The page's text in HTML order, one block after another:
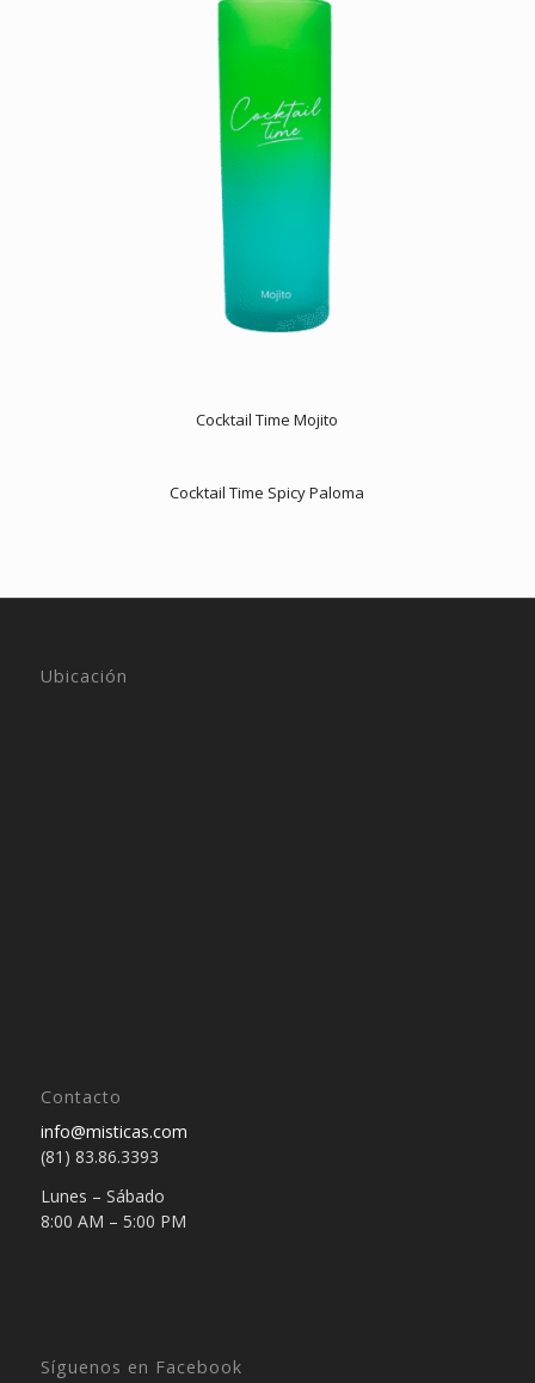
Cocktail Time Mojito
Cocktail Time Spicy Paloma
Ubicación
Contacto
info@misticas.com
(81) 83.86.3393
Lunes – Sábado
8:00 AM – 5:00 PM
Síguenos en Facebook